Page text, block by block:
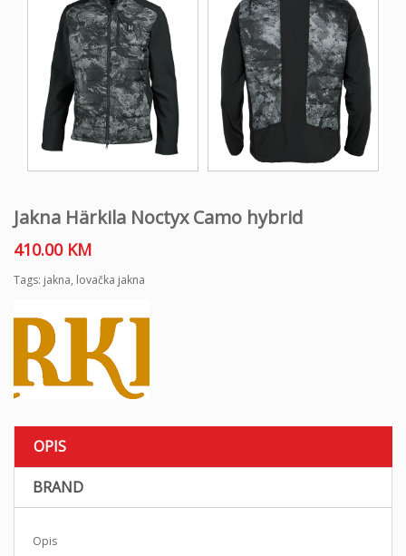
Jakna Härkila Noctyx Camo hybrid
410.00 KM
Tags: jakna, lovačka jakna
OPIS
BRAND
Opis